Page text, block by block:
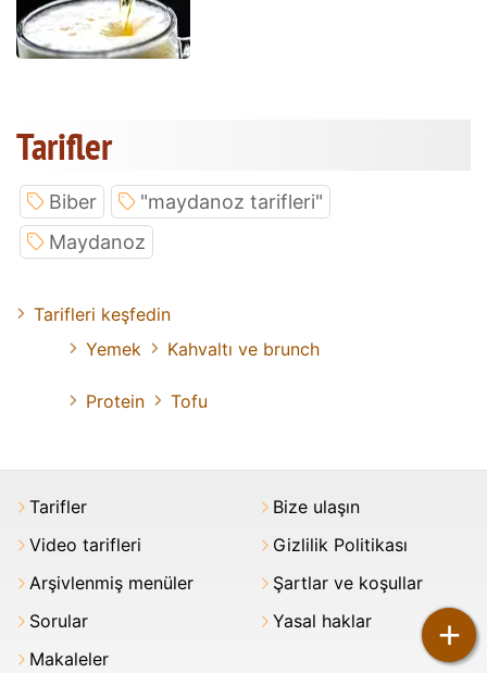
+
Tarifler
Biber
"maydanoz tarifleri"
Maydanoz
Tarifleri keşfedin
Yemek
Kahvaltı ve brunch
Protein Tofu
Tarifler
Video tarifleri
Arşivlenmiş menüler
Sorular
Makaleler
Bize ulaşın
Gizlilik Politikası
Şartlar ve koşullar
Yasal haklar